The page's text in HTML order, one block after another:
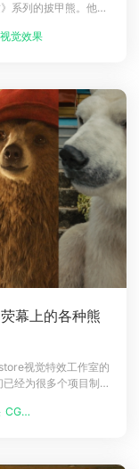
系列的披甲熊。他们
。《帕丁顿2》照明
视觉效果
幕上的各种熊
视觉特效工作室的
经为很多个项目制作
弗·罗宾》制作了一只
CG动画